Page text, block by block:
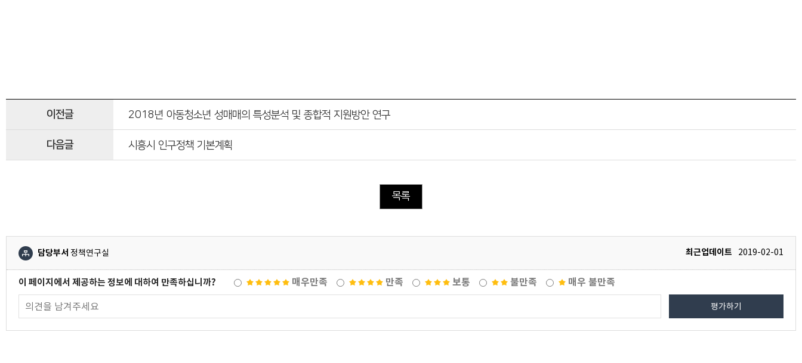
이전글 2018년 아동청소년 성매매의 특성분석 및 종합적 지원방안 연구
다음글 시흥시 인구정책 기본계획
목록
담당부서 정책연구실 최근업데이트 2019-02-01
이 페이지에서 제공하는 정보에 대하여 만족하십니까? 매우만족 만족 보통 불만족 매우 불만족
평가하기